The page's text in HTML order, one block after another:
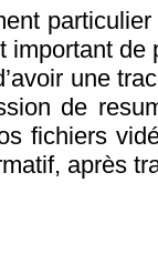
particulier
important
une
de
fichiers
après